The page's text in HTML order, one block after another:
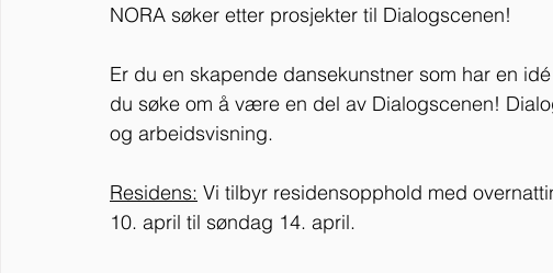
NORA søker etter prosjekter til Dialogscenen!
Er du en skapende dansekunstner som har en
du søke om å være en del av Dialogscenen!
og arbeidsvisning.
Residens: Vi tilbyr residensopphold med
10. april til søndag 14. april.